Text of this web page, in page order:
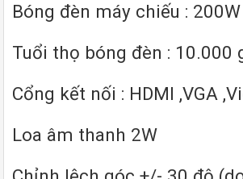
Bóng đèn máy chiếu : 200W
Tuổi thọ bóng đèn : 10.000
Cổng kết nối : HDMI ,VGA
Loa âm thanh 2W